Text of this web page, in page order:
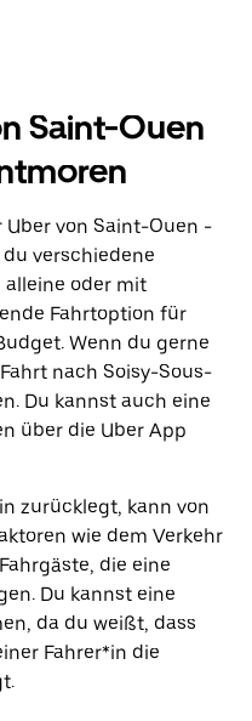
Saint-Ouen
von Saint-Ouen -
verschiedene
alleine oder mit
Fahrtoption für
Wenn du gerne
nach Soisy-Sous-
Du kannst auch eine
über die Uber App
zurücklegt, kann von
wie dem Verkehr
die eine
Du kannst eine
da du weißt, dass
Fahrer*in die